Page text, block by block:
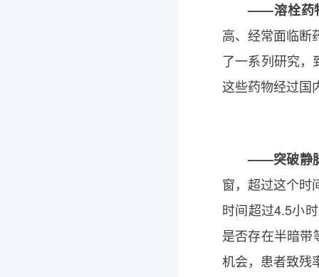
——溶栓药
高、经常面临断
了一系列研究，
这些药物经过国
——突破静
窗，超过这个时
时间超过4.5小
是否存在半暗带
机会，患者致残